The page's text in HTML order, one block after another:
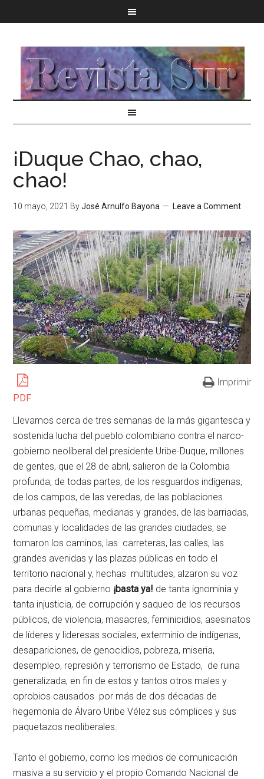
¡Duque Chao, chao,
chao!
10 mayo, 2021 ByJosé Arnulfo Bayona Leave a Comment
PDF
Imprimir
Llevamos cerca de tres semanas de la más gigantesca y
sostenida lucha del pueblo colombiano contra el narco-
gobierno neoliberal del presidente Uribe-Duque, millones
de gentes, que el 28 de abril, salieron de la Colombia
profunda, de todas partes, de los resguardos indígenas,
de los campos, de las veredas, de las poblaciones
urbanas pequeñas, medianas y grandes, de las barriadas,
comunas y localidades de las grandes ciudades, se
tomaron los caminos, las carreteras, las calles, las
grandes avenidas y las plazas públicas en todo el
territorio nacional y, hechas multitudes, alzaron su voz
para decirle al gobierno ¡basta ya! de tanta ignominia y
tanta injusticia, de corrupción y saqueo de los recursos
públicos, de violencia, masacres, feminicidios, asesinatos
de líderes y lideresas sociales, exterminio de indígenas,
desapariciones, de genocidios, pobreza, miseria,
desempleo, represión y terrorismo de Estado, de ruina
generalizada, en fin de estos y tantos otros males y
oprobios causados por más de dos décadas de
hegemonía de Álvaro Uribe Vélez sus cómplices y sus
paquetazos neoliberales.
Tanto el gobierno, como los medios de comunicación
masiva a su servicio y el propio Comando Nacional de